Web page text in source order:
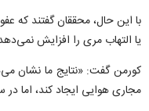
با این حال، محققان گفتند که
یا التهاب مری را افزایش
مجاری هوایی ایجاد کند، اما در